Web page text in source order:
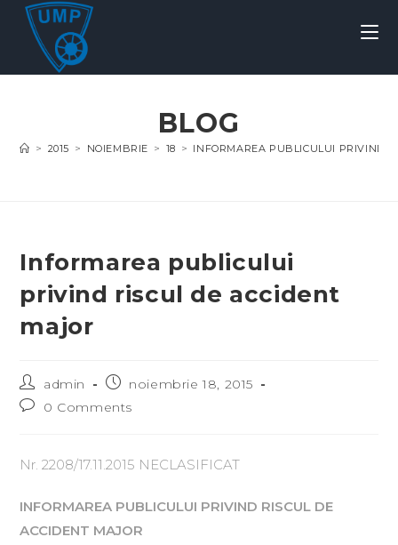
BLOG
> 2015 > NOIEMBRIE > 18 > INFORMAREA PUBLICULUI PRIVIND
Informarea publicului
privind riscul de accident
major
admin
noiembrie 18, 2015
0 Comments
Nr. 2208/17.11.2015 NECLASIFICAT
INFORMAREA PUBLICULUI PRIVIND RISCUL DE
ACCIDENT MAJOR